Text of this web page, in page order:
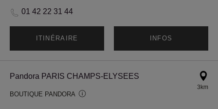
01 42 22 31 44
ITINÉRAIRE INFOS
Pandora PARIS CHAMPS-ELYSEES
BOUTIQUE PANDORA
3km